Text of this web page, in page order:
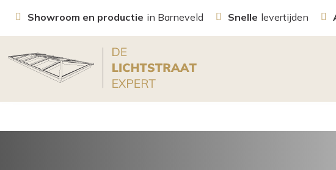
Showroom en productie in Barneveld Snelle levertijden